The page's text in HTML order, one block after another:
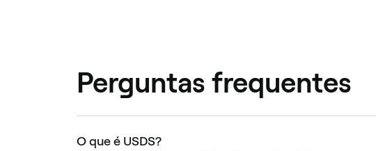
Perguntas frequentes
O que é USDS?